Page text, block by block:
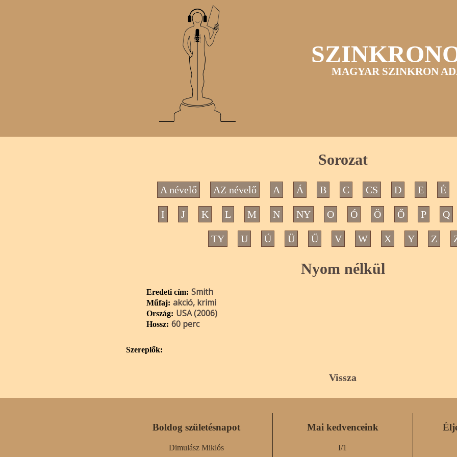
MAGYAR SZINKRON
Sorozat
A névelő AZ névelő A Á B C CS D E É
I J K L M N NY O Ó Ö Ő P Q
TY U Ú Ü Ű V W X Y Z
Nyom nélkül
Eredeti cím: Smith
Műfaj: akció, krimi
Ország: USA (2006)
Hossz: 60 perc
Szereplők:
Vissza
Boldog születésnapot
Dimulász Miklós
Mai kedvenceink
I/1